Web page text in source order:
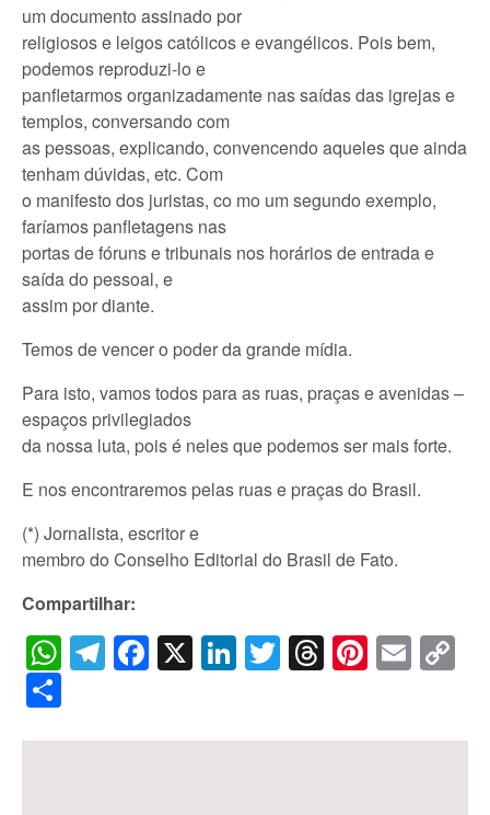
um documento assinado por
religiosos e leigos católicos e evangélicos. Pois bem,
podemos reproduzi-lo e
panfletarmos organizadamente nas saídas das igrejas e
templos, conversando com
as pessoas, explicando, convencendo aqueles que ainda
tenham dúvidas, etc. Com
o manifesto dos juristas, co mo um segundo exemplo,
faríamos panfletagens nas
portas de fóruns e tribunais nos horários de entrada e
saída do pessoal, e
assim por diante.
Temos de vencer o poder da grande mídia.
Para isto, vamos todos para as ruas, praças e avenidas –
espaços privilegiados
da nossa luta, pois é neles que podemos ser mais forte.
E nos encontraremos pelas ruas e praças do Brasil.
(*) Jornalista, escritor e
membro do Conselho Editorial do Brasil de Fato.
Compartilhar:
WhatsApp
Telegram
Facebook
X LinkedIn
Twitter
Threads